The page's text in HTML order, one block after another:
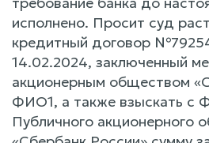
исполнено. Просит суд
кредитный договор
14.02.2024, заключенный
акционерным обществом
ФИО1, а также взыскать с
Публичного акционерного